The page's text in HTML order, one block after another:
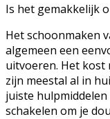
Is het gemakkelijk
Het schoonmaken
algemeen een
uitvoeren. Het kost
zijn meestal al in
juiste
schakelen om je